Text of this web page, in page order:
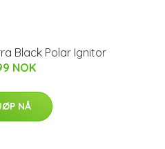
Black Polar Ignitor
NOK
NÅ